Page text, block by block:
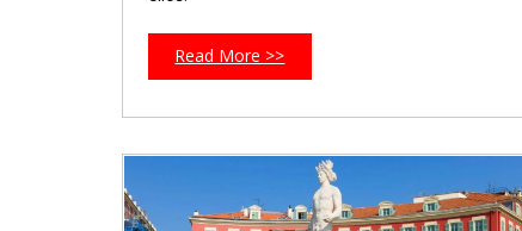
Read More >>